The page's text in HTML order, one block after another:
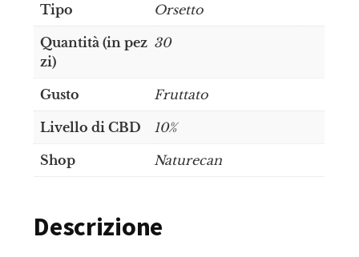
Tipo
Orsetto
Quantità (in pez
zi)
30
Gusto Fruttato
Livello di CBD 10%
Shop Naturecan
Descrizione